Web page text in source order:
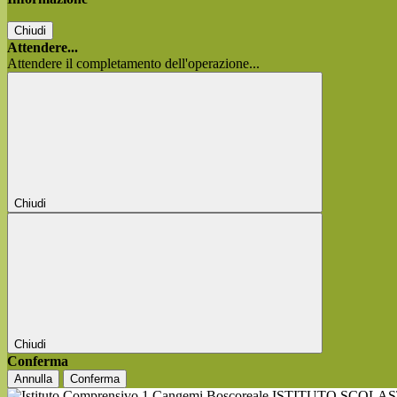
Chiudi
Attendere...
Attendere il completamento dell'operazione...
Chiudi
Chiudi
Conferma
Annulla Conferma